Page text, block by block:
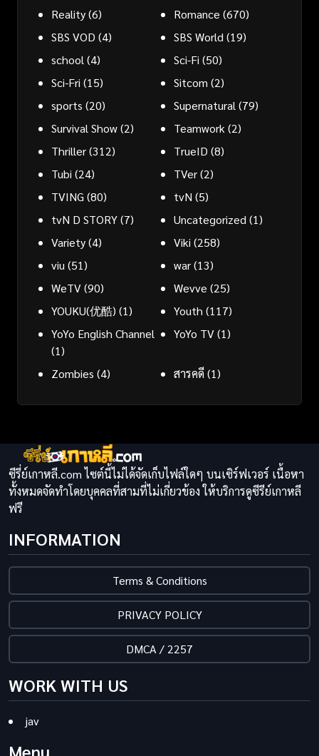
Reality(6) Romance (670)
SBS VOD (4) SBS World(19)
school(4) Sci-Fi (50)
Sci-Fri (15) Sitcom (2)
sports (20) Supernatural(79)
Survival Show(2) Teamwork(2)
Thriller(312) TrueID (8)
Tubi (24) TVer(2)
TVING (80) tvN (5)
tvN D STORY(7) Uncategorized(1)
Variety(4) Viki (258)
viu(51) war(13)
WeTV(90) Wevve (25)
YOUKU(优酷) (1) Youth (117)
YoYo English Channel
(1)
YoYo TV(1)
Zombies (4) สารคดี(1)
ซีรี่ย์เกาหลี.com ไซต์นี้ไม่ได้จัดเก็บไฟล์ใดๆ บนเซิร์ฟเวอร์ เนื้อหา
ทั้งหมดจัดทำโดยบุคคลที่สามที่ไม่เกี่ยวข้อง ให้บริการดูซีรีย์เกาหลี
ฟรี
INFORMATION
Terms & Conditions
PRIVACY POLICY
DMCA / 2257
WORK WITH US
jav
Menu